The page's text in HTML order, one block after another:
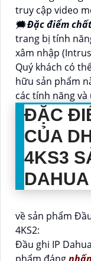
truy cập video
🗯️Đặc điểm
trang bị tính
xâm nhập
Quý khách có
hữu sản phẩm
các tính năng
ĐẶC
CỦA
4KS3
DAHUA
về sản phẩm
4KS2:
Đầu ghi IP Dahua
phẩm đáng